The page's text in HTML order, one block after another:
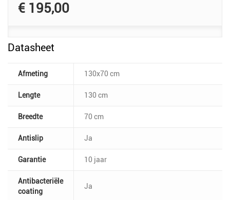
€ 195,00
Datasheet
Afmeting 130x70 cm
Lengte 130 cm
Breedte 70 cm
Antislip Ja
Garantie 10 jaar
Antibacteriële
coating
Ja